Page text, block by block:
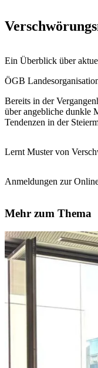
Ein Überblick über
ÖGB
Bereits in der
über angebliche dunkle
Tendenzen in der
Lernt Muster von
Anmeldungen zur
Mehr zum Thema